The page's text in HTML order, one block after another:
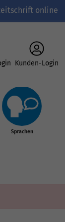
online
Kunden-Login
Sprachen